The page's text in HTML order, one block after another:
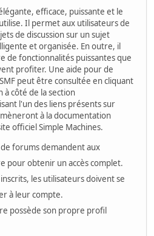
efficace, puissante et le
Il permet aux utilisateurs de
de discussion sur un sujet
et organisée. En outre, il
de fonctionnalités puissantes que
profiter. Une aide pour de
peut être consultée en cliquant
côté de la section
l'un des liens présents sur
à la documentation
officiel Simple Machines.
forums demandent aux
pour obtenir un accès complet.
les utilisateurs doivent se
à leur compte.
possède son propre profil